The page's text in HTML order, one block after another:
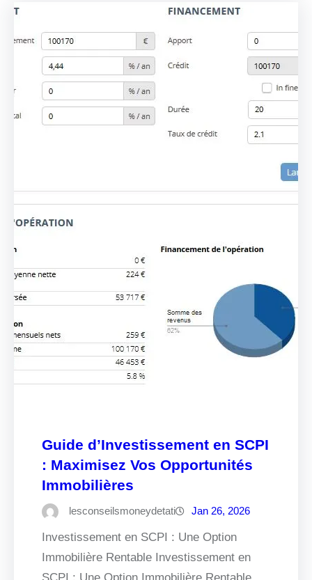
Guide d’Investissement en SCPI
: Maximisez Vos Opportunités
Immobilières
lesconseilsmoneydetati Jan 26, 2026
Investissement en SCPI : Une Option
Immobilière Rentable Investissement en